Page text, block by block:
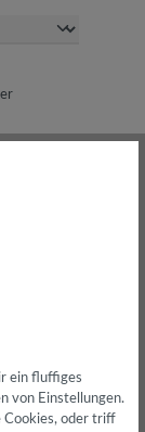
ein fluffiges
von Einstellungen.
Cookies, oder triff